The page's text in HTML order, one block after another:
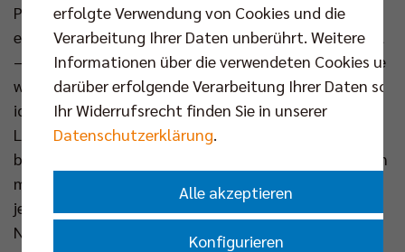
Persönlichkeit dazugewonnen. „Louisa genießt eine
enorme Popularität im Beach- sowie Hallenvolleyball
– und sogar darüber hinaus. Es braucht Leuchttürme
wie sie, um unsere Sportart wachsen zu lassen. Wir
identifizieren uns mit ähnlichen Attributen wie
Louisa, die ein unheimlich ehrgeiziger und zugleich
begeisternder Charakter ist. Deshalb wollten wir gern
mit ihr zusammenarbeiten und haben die Chance
jetzt ergriffen“, erklärt Geschäftsführer Kaweh
Niroomand.
erfolgte Verwendung von Cookies und die
Verarbeitung Ihrer Daten unberührt. Weitere
Informationen über die verwendeten Cookies und
darüber erfolgende Verarbeitung Ihrer Daten
Ihr Widerrufsrecht finden Sie in unserer
Datenschutzerklärung.
Alle akzeptieren
Konfigurieren